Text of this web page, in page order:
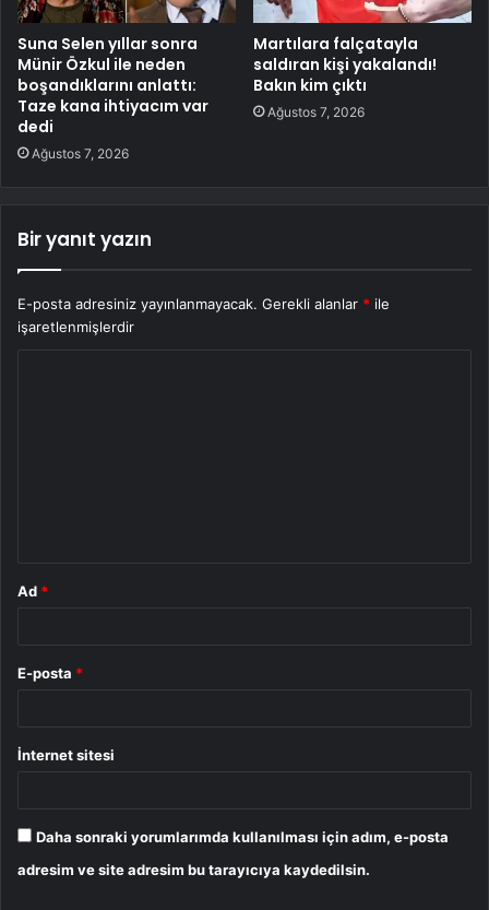
Suna Selen yıllar sonra
Münir Özkul ile neden
boşandıklarını anlattı:
Taze kana ihtiyacım var
dedi
Ağustos 7, 2026
Martılara falçatayla
saldıran kişi yakalandı!
Bakın kim çıktı
Ağustos 7, 2026
Bir yanıt yazın
E-posta adresiniz yayınlanmayacak. Gerekli alanlar * ile
işaretlenmişlerdir
Ad *
E-posta *
İnternet sitesi
Daha sonraki yorumlarımda kullanılması için adım, e-posta
adresim ve site adresim bu tarayıcıya kaydedilsin.